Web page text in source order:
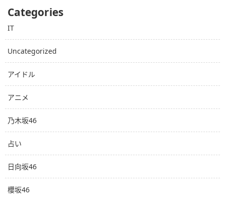
Categories
IT
Uncategorized
アイドル
アニメ
乃木坂46
占い
日向坂46
櫻坂46